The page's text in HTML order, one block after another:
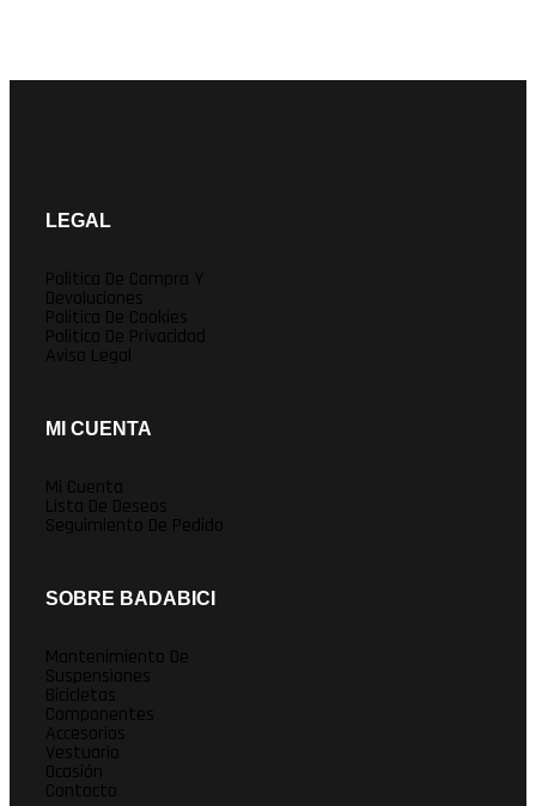
LEGAL
Politica De Compra Y
Devoluciones
Politica De Cookies
Politica De Privacidad
Aviso Legal
MI CUENTA
Mi Cuenta
Lista De Deseos
Seguimiento De Pedido
SOBRE BADABICI
Mantenimiento De
Suspensiones
Bicicletas
Componentes
Accesorios
Vestuario
Ocasión
Contacto